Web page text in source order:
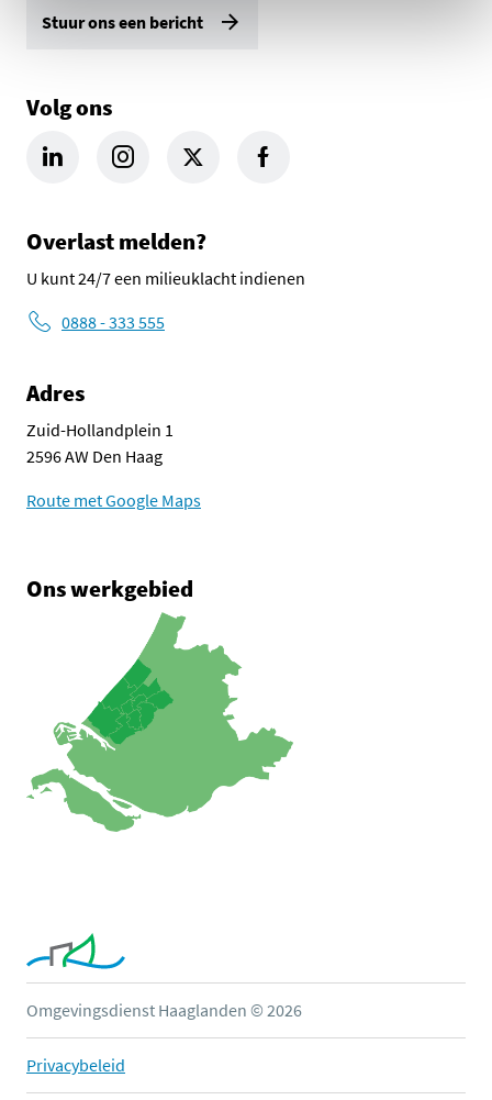
Stuur ons een bericht
Volg ons
LinkedIn Omgevingsdienst Haaglanden (opent in een nieuw
Instagram Omgevingsdienst Haaglanden (opent in
X Omgevingsdienst Haaglanden (opent in
Facebook Omgevingsdienst
Overlast melden?
U kunt 24/7 een milieuklacht indienen
0888 - 333 555
Adres
Zuid-Hollandplein 1
2596 AW Den Haag
Route met Google Maps
Ons werkgebied
Omgevingsdienst Haaglanden © 2026
Privacybeleid